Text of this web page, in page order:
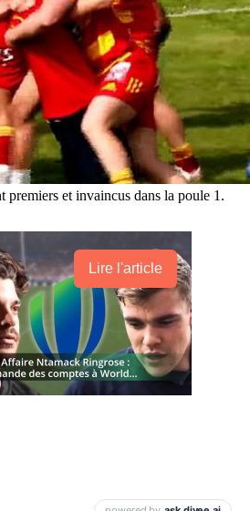
premiers et invaincus dans la poule 1.
Lire l'article